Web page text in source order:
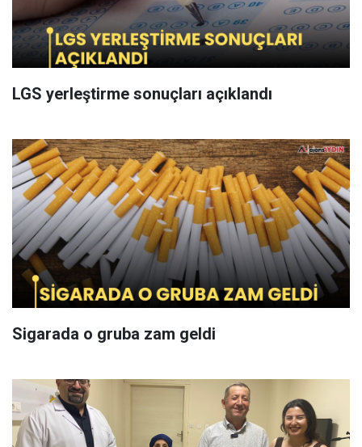
LGS yerleştirme sonuçları açıklandı
Sigarada o gruba zam geldi